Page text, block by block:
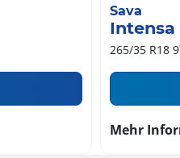
Sava
Intensa
265/35 R18
Mehr